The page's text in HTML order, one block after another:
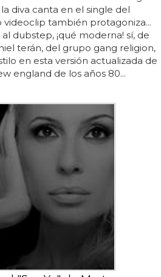
diva canta en el single del
videoclip también protagoniza...
dubstep, ¡qué moderna! sí, de
terán, del grupo gang religion,
en esta versión actualizada de
england de los años 80...